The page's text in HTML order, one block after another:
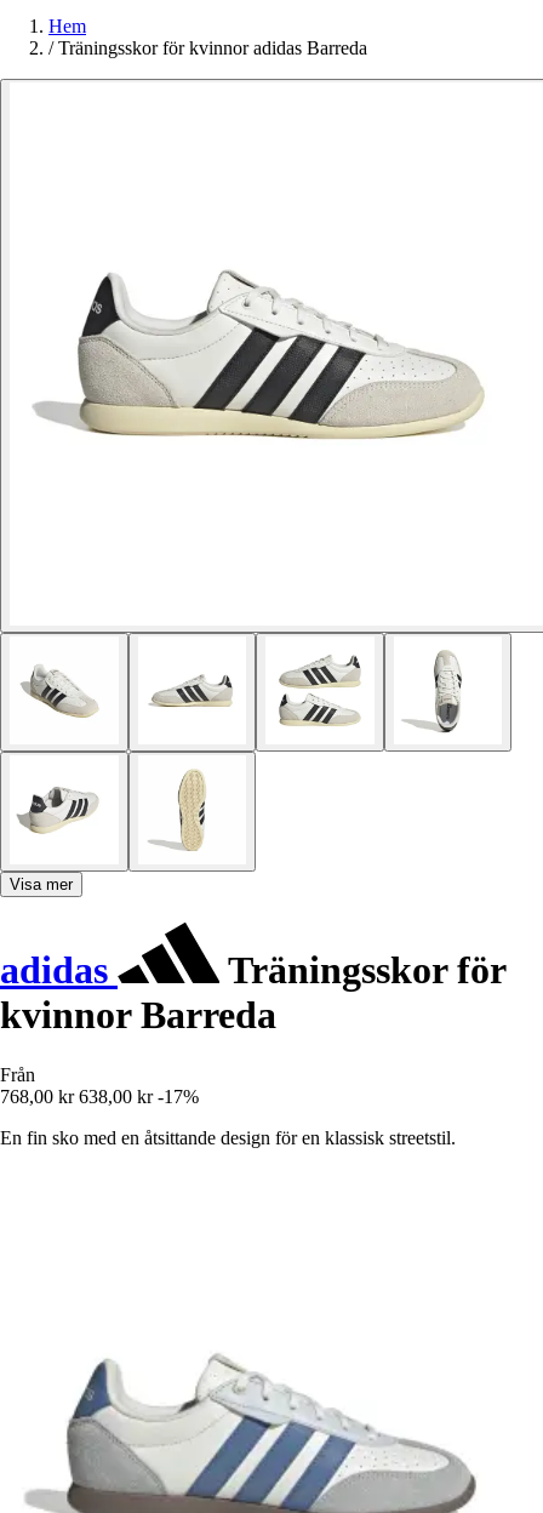
Hem
/ Träningsskor för kvinnor adidas Barreda
Visa mer
adidas
Träningsskor för
kvinnor Barreda
Från
768,00 kr 638,00 kr -17%
En fin sko med en åtsittande design för en klassisk streetstil.